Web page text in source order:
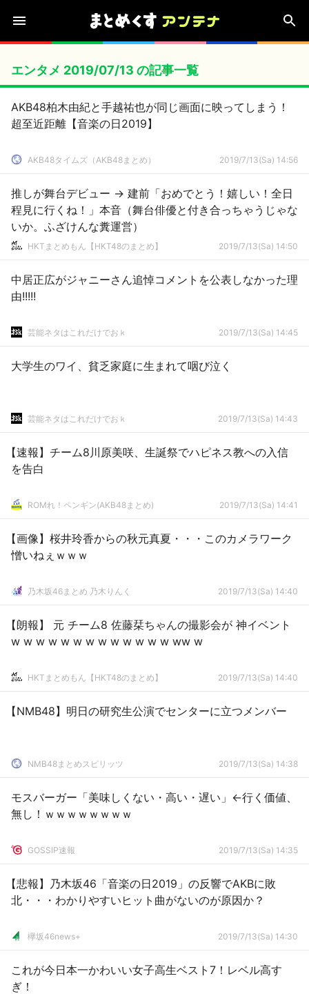
エンタメ 2019/07/13 の記事一覧
AKB48柏木由紀と手越祐也が同じ画面に映ってしまう！
超至近距離【音楽の日2019】
AKB48タイムズ（AKB48まとめ） 2019/7/13(Sa) 14:56
推しが舞台デビュー → 建前「おめでとう！嬉しい！全日
程見に行くね！」本音（舞台俳優と付き合っちゃうじゃな
いか。ふざけんな糞運営）
HKTまとめもん【HKT48のまとめ】 2019/7/13(Sa) 14:50
中居正広がジャニーさん追悼コメントを公表しなかった理
由!!!!!
芸能ネタはこれだけでおｋ 2019/7/13(Sa) 14:45
大学生のワイ、貧乏家庭に生まれて咽び泣く
芸能ネタはこれだけでおｋ 2019/7/13(Sa) 14:43
【速報】チーム8川原美咲、生誕祭でハピネス教への入信
を告白
ROMれ！ペンギン(AKB48まとめ) 2019/7/13(Sa) 14:41
【画像】桜井玲香からの秋元真夏・・・このカメラワーク
憎いねぇｗｗｗ
乃木坂46まとめ 乃木りんく 2019/7/13(Sa) 14:40
【朗報】 元 チーム8 佐藤栞ちゃんの撮影会が 神イベント
w w w w w w w w w w w w w ww w
HKTまとめもん【HKT48のまとめ】 2019/7/13(Sa) 14:40
【NMB48】明日の研究生公演でセンターに立つメンバー
NMB48まとめスピリッツ 2019/7/13(Sa) 14:38
モスバーガー「美味しくない・高い・遅い」←行く価値、
無し！ｗｗｗｗｗｗｗｗ
GOSSIP速報 2019/7/13(Sa) 14:35
【悲報】乃木坂46「音楽の日2019」の反響でAKBに敗
北・・・わかりやすいヒット曲がないのが原因か？
欅坂46news+ 2019/7/13(Sa) 14:30
これが今日本一かわいい女子高生ベスト7！レベル高す
ぎ！